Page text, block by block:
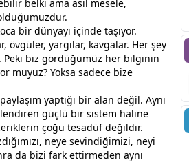
belki ama asıl mesele,
bir dünyayı içinde taşıyor.
övgüler, yargılar, kavgalar. Her şey
Peki biz gördüğümüz her bilginin
muyuz? Yoksa sadece bize
yaptığı bir alan değil. Aynı
güçlü bir sistem haline
çoğu tesadüf değildir.
neye sevindiğimizi, neyi
da bizi fark ettirmeden aynı